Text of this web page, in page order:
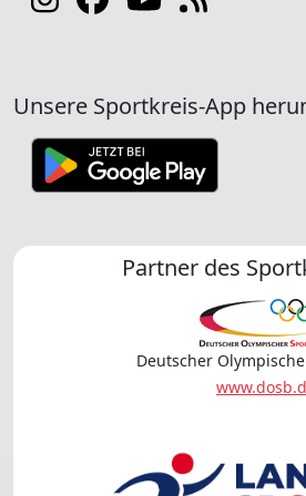
Unsere Sportkreis-App
Partner des
Deutscher